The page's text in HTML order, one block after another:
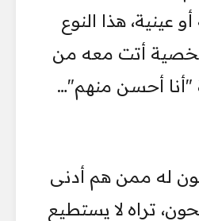
عينية، هذا النوع
أتت معه من
"أنا أحسن منهم"…
له ممن هم أدنى
تراه لا يستطيع